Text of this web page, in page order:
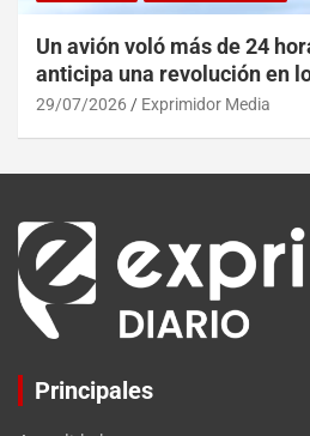
Un avión voló más de 24
anticipa una revolución en
29/07/2026 Exprimidor Media
Principales